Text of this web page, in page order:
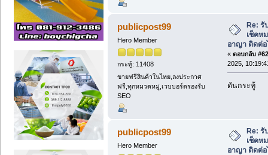
publicpost99
Hero Member
กระทู้: 11408
ขายฟรีสินค้าในไทย,ลงประกาศ
ฟรี,ทุกหมวดหมู่,เวบบอร์ดรองรับ
SEO
Re: รั
เช็คห
อาญา ติดต่อ
« ตอบกลับ
2025,
ดันกระทู้
publicpost99
Hero Member
Re: รั
เช็คห
อาญา ติดต่อ